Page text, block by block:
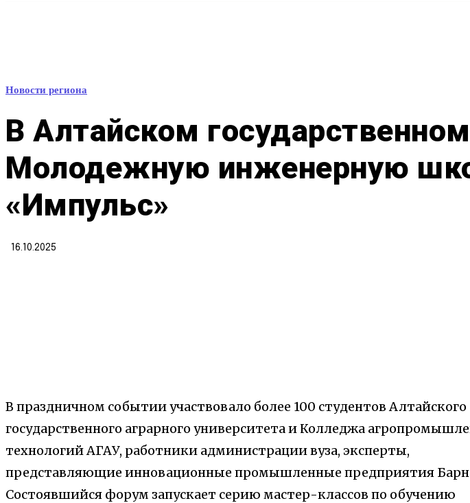
Новости региона
В Алтайском
Молодежную инженерную
«Импульс»
16.10.2025
В праздничном событии участвовало более 100 студентов Алтайского
государственного аграрного университета и Колледжа
технологий АГАУ, работники администрации вуза, эксперты,
представляющие инновационные промышленные предприятия
Состоявшийся форум запускает серию мастер-классов по обучению